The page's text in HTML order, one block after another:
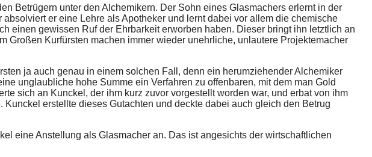
Betrügern unter den Alchemikern. Der Sohn eines Glasmachers erlernt in der
er eine Lehre als Apotheker und lernt dabei vor allem die chemische
einen gewissen Ruf der Ehrbarkeit erworben haben. Dieser bringt ihn letztlich an
Großen Kurfürsten machen immer wieder unehrliche, unlautere Projektemacher
ja auch genau in einem solchen Fall, denn ein herumziehender Alchemiker
unglaubliche hohe Summe ein Verfahren zu offenbaren, mit dem man Gold
sich an Kunckel, der ihm kurz zuvor vorgestellt worden war, und erbat von ihm
erstellte dieses Gutachten und deckte dabei auch gleich den Betrug
eine Anstellung als Glasmacher an. Das ist angesichts der wirtschaftlichen